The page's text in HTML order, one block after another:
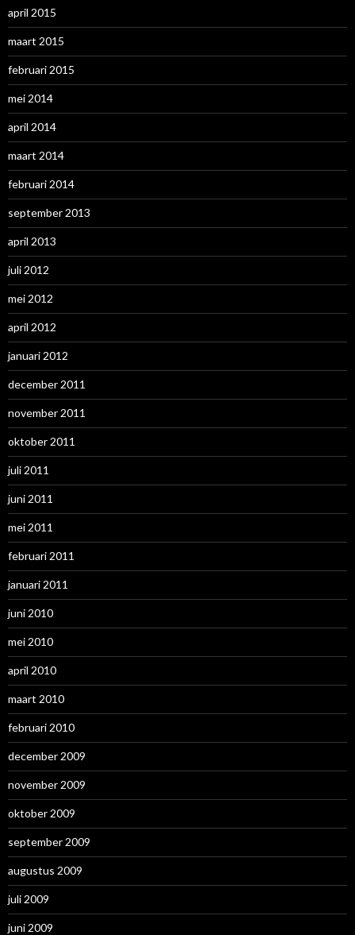
april 2015
maart 2015
februari 2015
mei 2014
april 2014
maart 2014
februari 2014
september 2013
april 2013
juli 2012
mei 2012
april 2012
januari 2012
december 2011
november 2011
oktober 2011
juli 2011
juni 2011
mei 2011
februari 2011
januari 2011
juni 2010
mei 2010
april 2010
maart 2010
februari 2010
december 2009
november 2009
oktober 2009
september 2009
augustus 2009
juli 2009
juni 2009